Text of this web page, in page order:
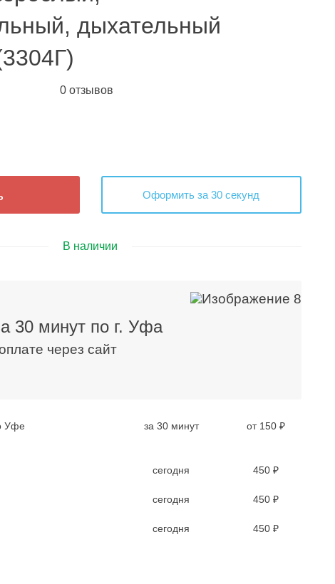
дыхательный
0 отзывов
Оформить за 30 секунд
В наличии
30 минут по г. Уфа
через сайт
Уфе
за 30 минут от 150 ₽
сегодня 450 ₽
сегодня 450 ₽
сегодня 450 ₽